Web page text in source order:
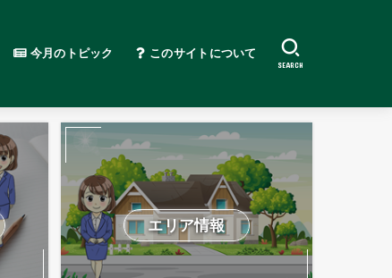
今月のトピック このサイトについて
SEARCH
エリア情報